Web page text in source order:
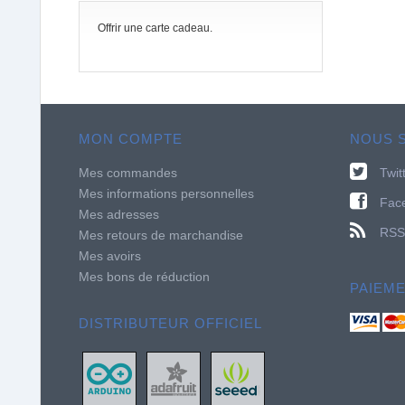
Offrir une carte cadeau.
MON COMPTE
Mes commandes
Mes informations personnelles
Mes adresses
Mes retours de marchandise
Mes avoirs
Mes bons de réduction
DISTRIBUTEUR OFFICIEL
NOUS
RSS